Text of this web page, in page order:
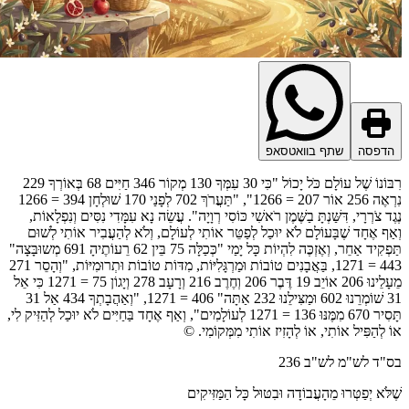
שתף בוואטסאפ
רִבּוֹנוֹ שֶׁל עוֹלָם כֹּל יָכוֹל "כִּי 30 עִמְּךָ 130 מְקוֹר 346 חַיִּים 68 בְּאוֹרְךָ 229
נִרְאֶה 256 אוֹר 207 = 1266", "תַּעֲרֹךְ 702 לְפָנַי 170 שׁוּלְחָן 394 = 1266
צֹרְרָי, דִּשַּׁנְתָּ בַשֶּׁמֶן רֹאשִׁי כּוֹסִי רְוָיָה". עֲשֵׂה נָא עִמָּדִי נִסִּים וְנִפְלָאוֹת,
אֶחָד שֶׁבָּעוֹלָם לֹא יוּכַל לְפַטֵּר אוֹתִי לְעוֹלָם, וְלֹא לְהַעֲבִיר אוֹתִי לְשׁוּם
תַּפְקִיד אַחֵר, וְאֶזְכֶּה לִהְיוֹת כָּל יָמַי "כְּכַלָּה 75 בֵּין 62 רֵעוֹתֶיהָ 691 מְשוּבָּצָה"
443 = 1271, בַּאֲבָנִים טוֹבוֹת וּמַרְגָּלִיּוֹת, מִדּוֹת טוֹבוֹת וּתְרוּמִיּוֹת, "וְהָסֵר 271
מֵעָלֵינוּ 206 אוֹיֵב 19 דֶּבֶר 206 וְחֶרֶב 216 וְרָעָב 278 וְיָגוֹן 75 = 1271 כִּי אֵל
31 שׁוֹמְרֵנוּ 602 וּמַצִּילֵנוּ 232 אַתָּה" 406 = 1271, "וְאַהֲבָתְךָ 434 אַל 31
תָּסִיר 670 מִמֶּנּוּ 136 = 1271 לְעוֹלָמִים", וְאַף אֶחָד בַּחַיִּים לֹא יוּכַל לְהַזִּיק לִי,
לְהַפִּיל אוֹתִי, אוֹ לְהָזִיז אוֹתִי מִמְּקוֹמִי. ©
לש"מ לש"ב 236
יְפַטְּרוּ מֵהָעֲבוֹדָה וּבִטּוּל כָּל הַמַּזִּיקִים